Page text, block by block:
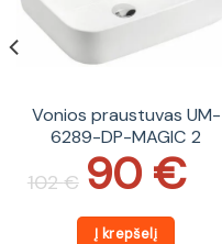
Vonios praustuvas UM-
6289-DP-MAGIC 2
102€
price
was: 90 €
Current
price
is:
Į krepšelį